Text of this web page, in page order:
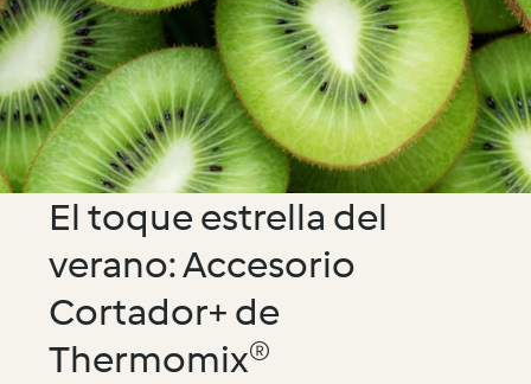
El toque estrella del
verano: Accesorio
Cortador+ de
Thermomix®